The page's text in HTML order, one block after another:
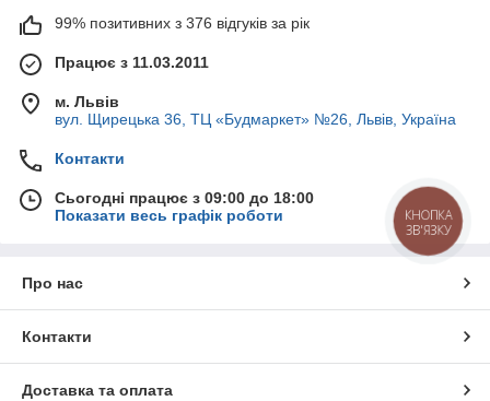
99% позитивних з 376 відгуків за рік
Працює з 11.03.2011
м. Львів
вул. Щирецька 36, ТЦ «Будмаркет» №26, Львів, Україна
Контакти
Сьогодні працює з 09:00 до 18:00
Показати весь графік роботи
Про нас
Контакти
Доставка та оплата
КНОПКА
ЗВ'ЯЗКУ